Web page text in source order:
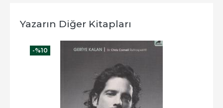
Yazarın Diğer Kitapları
-%10